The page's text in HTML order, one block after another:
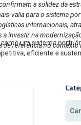
a solidez da
valia para o sistema
internacionais,
investir na
referência no contexto
um sistema
eficiente e